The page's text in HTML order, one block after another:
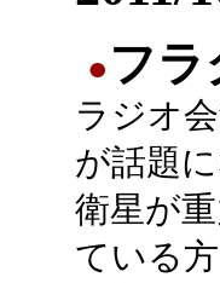
● フラ
ラジオ
が話題
衛星が
ている